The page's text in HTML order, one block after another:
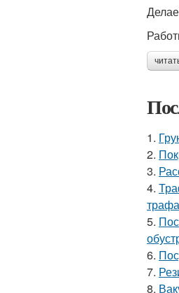
1.
2.
3.
4.
5.
6.
7.
8.